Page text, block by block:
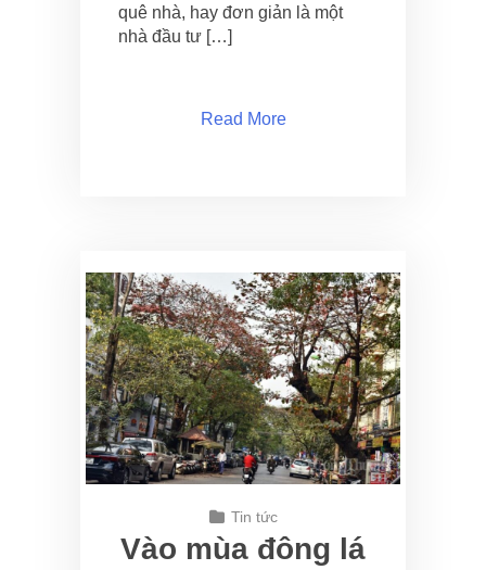
quê nhà, hay đơn giản là một
nhà đầu tư […]
Read More
Tin tức
Vào mùa đông lá